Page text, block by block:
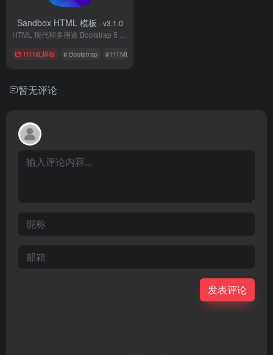
Sandbox HTML 模板 - v3.1.0
HTML模板 # Bootstrap # HTML
暂无评论
发表评论